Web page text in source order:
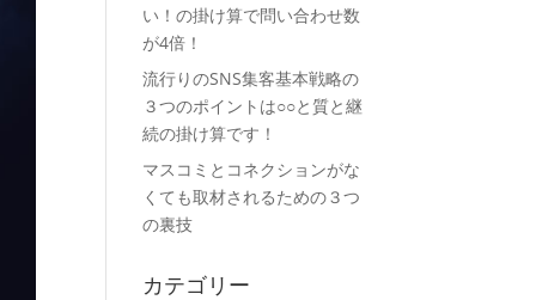
い！の掛け算で問い合わせ数
が4倍！
流行りのSNS集客基本戦略の
３つのポイントは○○と質と継
続の掛け算です！
マスコミとコネクションがな
くても取材されるための３つ
の裏技
カテゴリー